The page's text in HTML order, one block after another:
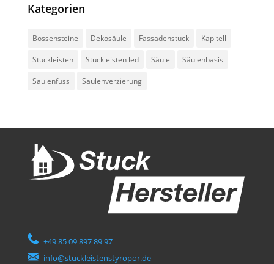
Kategorien
Bossensteine Dekosäule Fassadenstuck Kapitell
Stuckleisten Stuckleisten led Säule Säulenbasis
Säulenfuss Säulenverzierung
+49 85 09 897 89 97
info@stuckleistenstyropor.de